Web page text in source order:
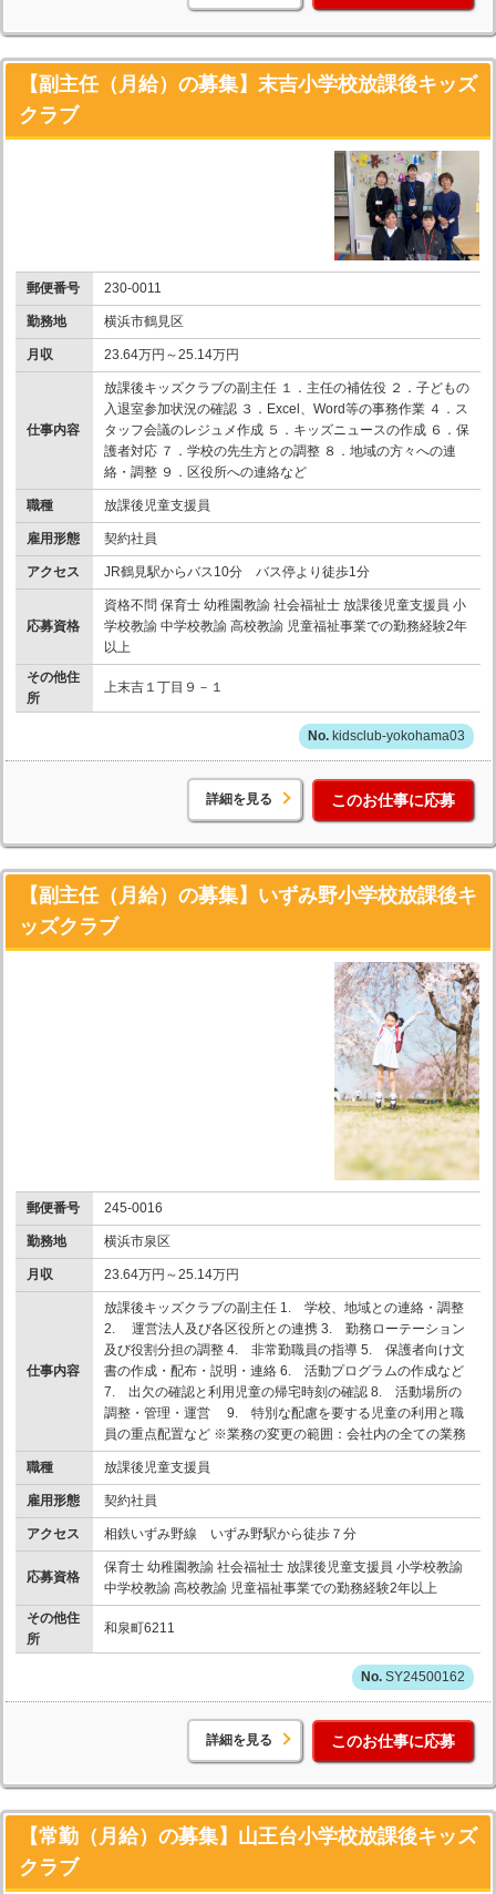
【副主任（月給）の募集】末吉小学校放課後キッズ
クラブ
郵便番号 230-0011
勤務地 横浜市鶴見区
月収 23.64万円～25.14万円
仕事内容
放課後キッズクラブの副主任 １．主任の補佐役 ２．子どもの
入退室参加状況の確認 ３．Excel、Word等の事務作業 ４．ス
タッフ会議のレジュメ作成 ５．キッズニュースの作成 ６．保
護者対応 ７．学校の先生方との調整 ８．地域の方々への連
絡・調整 ９．区役所への連絡など
職種 放課後児童支援員
雇用形態 契約社員
アクセス JR鶴見駅からバス10分 バス停より徒歩1分
応募資格
資格不問 保育士 幼稚園教諭 社会福祉士 放課後児童支援員 小
学校教諭 中学校教諭 高校教諭 児童福祉事業での勤務経験2年
以上
その他住
所
上末吉１丁目９－１
kidsclub-yokohama03
詳細を見る このお仕事に応募
【副主任（月給）の募集】いずみ野小学校放課後キ
ッズクラブ
郵便番号 245-0016
勤務地 横浜市泉区
月収 23.64万円～25.14万円
仕事内容
放課後キッズクラブの副主任 1. 学校、地域との連絡・調整
2. 運営法人及び各区役所との連携 3. 勤務ローテーション
及び役割分担の調整 4. 非常勤職員の指導 5. 保護者向け文
書の作成・配布・説明・連絡 6. 活動プログラムの作成など
7. 出欠の確認と利用児童の帰宅時刻の確認 8. 活動場所の
調整・管理・運営 9. 特別な配慮を要する児童の利用と職
員の重点配置など ※業務の変更の範囲：会社内の全ての業務
職種 放課後児童支援員
雇用形態 契約社員
アクセス 相鉄いずみ野線 いずみ野駅から徒歩７分
応募資格
保育士 幼稚園教諭 社会福祉士 放課後児童支援員 小学校教諭
中学校教諭 高校教諭 児童福祉事業での勤務経験2年以上
その他住
所
和泉町6211
SY24500162
詳細を見る このお仕事に応募
【常勤（月給）の募集】山王台小学校放課後キッズ
クラブ